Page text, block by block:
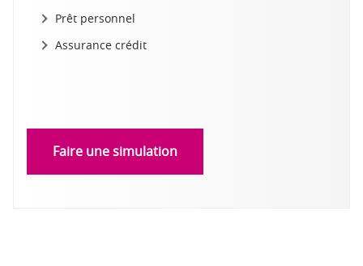
Prêt personnel
Assurance crédit
Faire une simulation